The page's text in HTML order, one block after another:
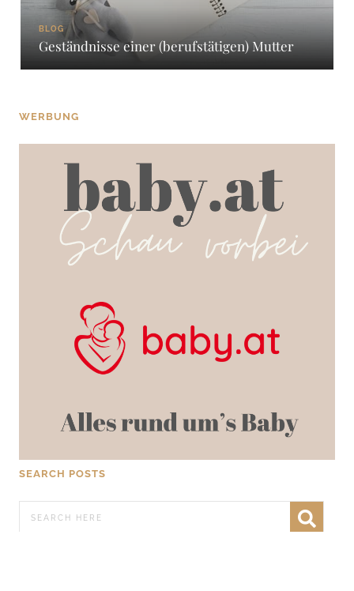
BLOG
Geständnisse einer (berufstätigen) Mutter
WERBUNG
SEARCH POSTS